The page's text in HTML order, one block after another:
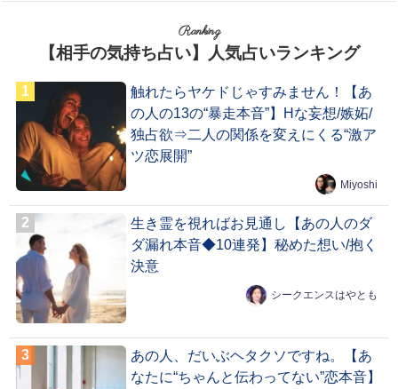
Ranking
【相手の気持ち占い】人気占いランキング
触れたらヤケドじゃすみません！【あ
の人の13の“暴走本音”】Hな妄想/嫉妬/
独占欲⇒二人の関係を変えにくる“激ア
ツ恋展開”
Miyoshi
生き霊を視ればお見通し【あの人のダ
ダ漏れ本音◆10連発】秘めた想い/抱く
決意
シークエンスはやとも
あの人、だいぶヘタクソですね。【あ
なたに“ちゃんと伝わってない”恋本音】